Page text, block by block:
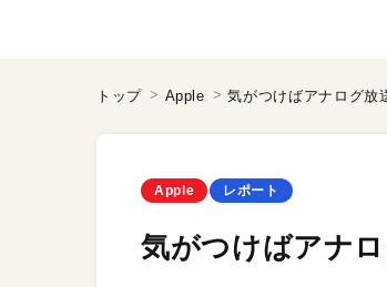
トップ Apple 気がつけばアナログ放
Apple レポート
気がつけばアナ